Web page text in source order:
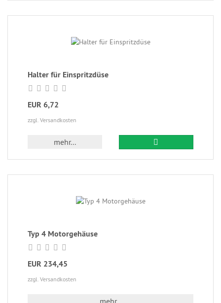
Halter für Einspritzdüse
EUR 6,72
zzgl. Versandkosten
mehr...
Typ 4 Motorgehäuse
EUR 234,45
zzgl. Versandkosten
mehr...